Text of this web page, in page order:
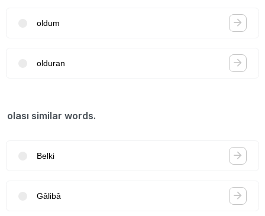
oldum
olduran
olası similar words.
Belki
Gâlibâ